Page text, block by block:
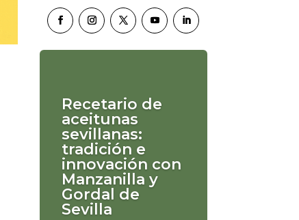
Recetario de
aceitunas
sevillanas:
tradición e
innovación con
Manzanilla y
Gordal de
Sevilla